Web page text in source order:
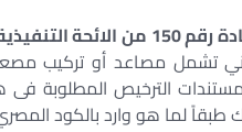
الموحد رقم 119 لسنة 2008 والتى نصت على : –
تشمل مصاعد أو تركيب
الترخيص المطلوبة فى
طبقاً لما هو وارد بالكود